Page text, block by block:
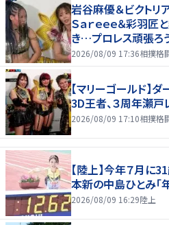
岩谷麻優＆ビクトリ
Ｓａｒｅｅｅ＆彩羽
き…プロレス頑張ろ
2026/08/09 17:36相撲格
【マリーゴールド】
3D王者、３周年瀬
2026/08/09 17:10相撲格
【陸上】今年７月に
本新の中島ひとみ「
2026/08/09 16:29陸上